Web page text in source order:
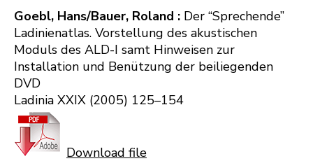
Goebl, Hans/Bauer, Roland : Der “Sprechende”
Ladinienatlas. Vorstellung des akustischen
Moduls des ALD-I samt Hinweisen zur
Installation und Benützung der beiliegenden
DVD
Ladinia XXIX (2005) 125–154
Download file